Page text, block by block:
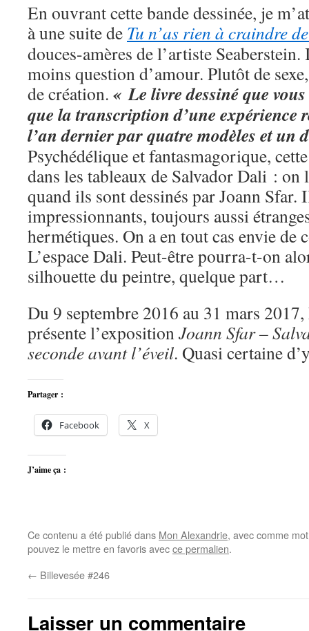
En ouvrant cette bande dessinée, je
à une suite de Tu n’as rien à craindre
douces-amères de l’artiste
moins question d’amour. Plutôt de
de création. « Le livre dessiné que
que la transcription d’une expérience
l’an dernier par quatre modèles et un
Psychédélique et fantasmagorique,
dans les tableaux de Salvador Dali : on
quand ils sont dessinés par Joann Sfar.
impressionnants, toujours aussi
hermétiques. On a en tout cas envie de
L’espace Dali. Peut-être pourra-t-on
silhouette du peintre, quelque part…
Du 9 septembre 2016 au 31 mars 2017,
présente l’expositionJoann Sfar –
seconde avant l’éveil. Quasi certaine
Partager :
Facebook X
J’aime ça :
Ce contenu a été publié dans Mon Alexandrie, avec comme
pouvez le mettre en favoris avecce permalien.
← Billevesée #246
Laisser un commentaire